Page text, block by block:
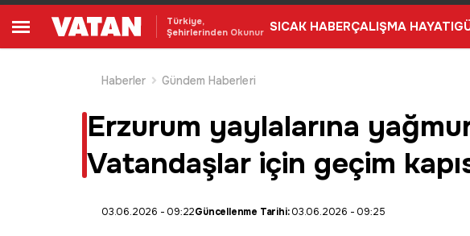
Türkiye,
Şehirlerinden Okunur SICAK HABERÇALIŞMA HAYATI
Haberler
Gündem Haberleri
Erzurum yaylalarına
Vatandaşlar için geçim
03.06.2026 - 09:22Güncellenme Tarihi:03.06.2026 - 09:25